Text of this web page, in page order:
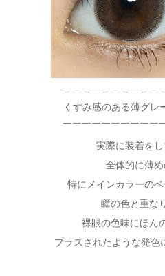
くすみ感のある薄グレ
￣￣￣￣￣￣￣￣￣￣
実際に装着を
全体的に薄
特にメインカラーの
瞳の色と重な
裸眼の色味にほん
プラスされたような発色